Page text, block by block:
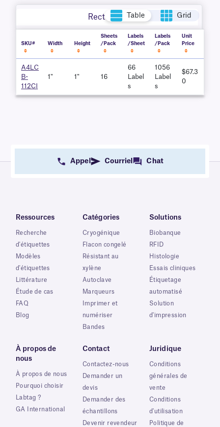
Rectangle Table Grid
SKU# Width Height
Sheets
/Pack
Labels
/Sheet
Labels
/Pack
Unit
Price
A4LC
B-
112CI
1" 1" 16
66
Label
S
1056
Label
S
$67.3
0
Appel Courriel Chat
Ressources
Recherche
d'étiquettes
Modèles
d'étiquettes
Littérature
Étude de cas
FAQ
Blog
Catégories
Cryogénique
Flacon congelé
Résistant au
xylène
Autoclave
Marqueurs
Imprimer et
numériser
Bandes
Solutions
Biobanque
RFID
Histologie
Essais cliniques
Étiquetage
automatisé
Solution
d'impression
À propos de
nous
À propos de nous
Pourquoi choisir
Labtag ?
GA International
Contact
Contactez-nous
Demander un
devis
Demander des
échantillons
Devenir revendeur
Juridique
Conditions
générales de
vente
Conditions
d'utilisation
Politique de